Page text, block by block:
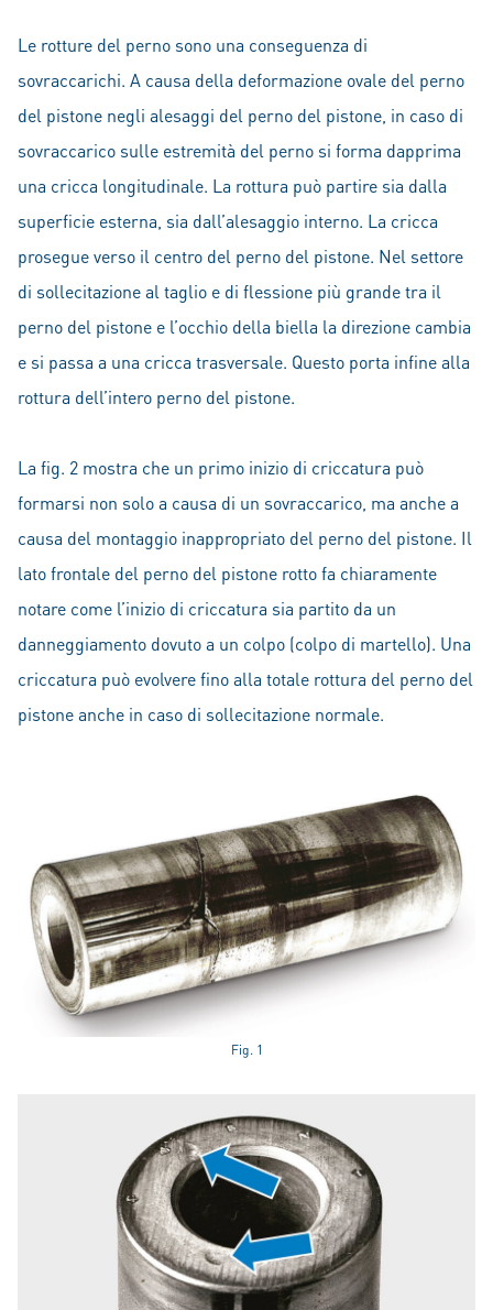
Le rotture del perno sono una conseguenza di
sovraccarichi. A causa della deformazione ovale del perno
del pistone negli alesaggi del perno del pistone, in caso di
sovraccarico sulle estremità del perno si forma dapprima
una cricca longitudinale. La rottura può partire sia dalla
superficie esterna, sia dall’alesaggio interno. La cricca
prosegue verso il centro del perno del pistone. Nel settore
di sollecitazione al taglio e di flessione più grande tra il
perno del pistone e l’occhio della biella la direzione cambia
e si passa a una cricca trasversale. Questo porta infine alla
rottura dell’intero perno del pistone.
La fig. 2 mostra che un primo inizio di criccatura può
formarsi non solo a causa di un sovraccarico, ma anche a
causa del montaggio inappropriato del perno del pistone. Il
lato frontale del perno del pistone rotto fa chiaramente
notare come l’inizio di criccatura sia partito da un
danneggiamento dovuto a un colpo (colpo di martello). Una
criccatura può evolvere fino alla totale rottura del perno del
pistone anche in caso di sollecitazione normale.
Fig. 1